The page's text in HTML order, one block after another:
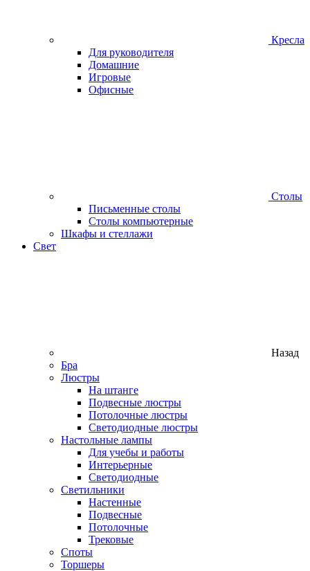
Кресла
Для руководителя
Домашние
Игровые
Офисные
Столы
Письменные столы
Столы компьютерные
Шкафы и стеллажи
Свет
Назад
Бра
Люстры
На штанге
Подвесные люстры
Потолочные люстры
Светодиодные люстры
Настольные лампы
Для учебы и работы
Интерьерные
Светодиодные
Светильники
Настенные
Подвесные
Потолочные
Трековые
Споты
Торшеры